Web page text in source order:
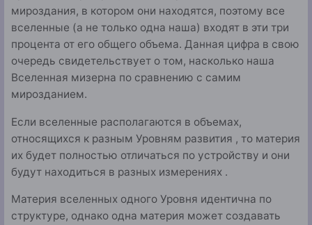
мироздания, в котором они находятся, поэтому все
вселенные (а не только одна наша) входят в эти три
процента от его общего объема. Данная цифра в свою
очередь свидетельствует о том, на­сколько наша
Вселенная мизерна по сравнению с самим
мирозданием.
Если вселенные располагаются в объемах,
относящих­ся к разным Уровням развития , то материя
их будет полно­стью отличаться по устройству и они
будут находиться в разных измерениях .
Материя вселенных одного Уровня идентична по
структуре, однако одна материя может создавать